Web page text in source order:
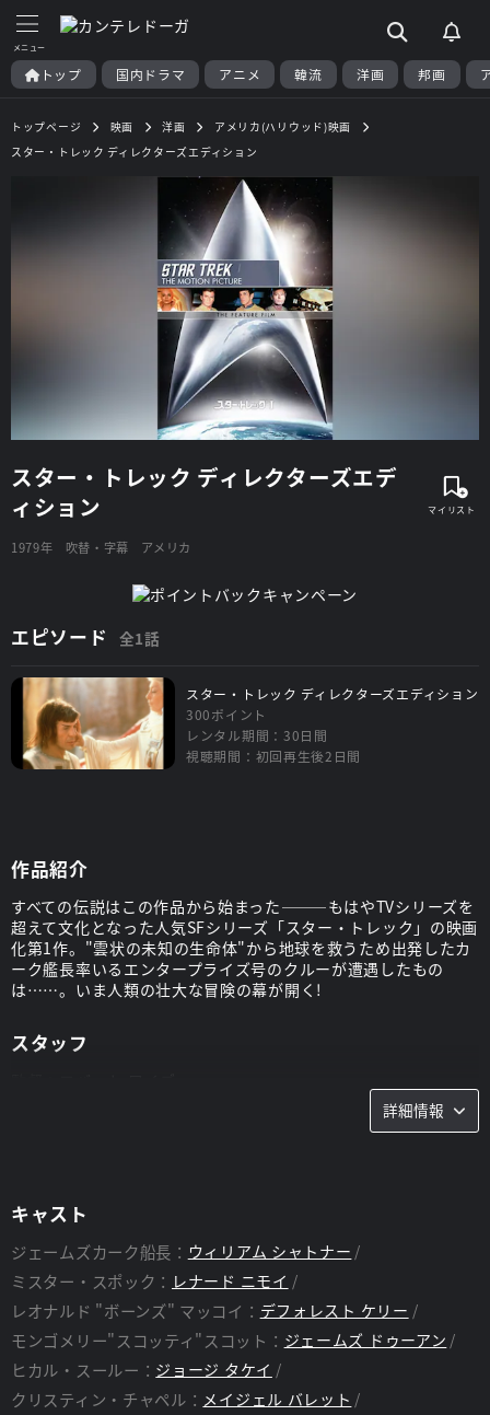
トップ 国内ドラマ アニメ 韓流 洋画 邦画
トップページ 映画 洋画
アメリカ(ハリウッド)映画
スター・トレック ディレクターズエディション
スター・トレック ディレクターズエデ
ィション
1979年 吹替・字幕 アメリカ
エピソード 全1話
スター・トレック ディレクターズエディション
300ポイント
レンタル期間：30日間
視聴期間：初回再生後2日間
作品紹介
すべての伝説はこの作品から始まった―――もはやTVシリーズを
超えて文化となった人気SFシリーズ「スター・トレック」の映画
化第1作。"雲状の未知の生命体"から地球を救うため出発したカ
ーク艦長率いるエンタープライズ号のクルーが遭遇したもの
は……。いま人類の壮大な冒険の幕が開く!
スタッフ
ジー ロッデンベリー、ハロルド リヴィングストン、アラン ディ
詳細情報
キャスト
ジェームズカーク船長： ウィリアム シャトナー
ミスター・スポック： レナード ニモイ
レオナルド "ボーンズ" マッコイ： デフォレスト ケリー
モンゴメリー"スコッティ"スコット： ジェームズ ドゥーアン
ヒカル・スールー： ジョージ タケイ
クリスティン・チャペル： メイジェル バレット